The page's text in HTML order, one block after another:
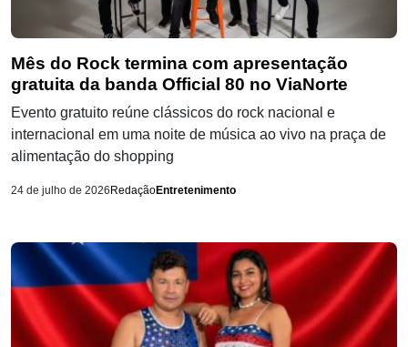
Mês do Rock termina com apresentação
gratuita da banda Official 80 no ViaNorte
Evento gratuito reúne clássicos do rock nacional e
internacional em uma noite de música ao vivo na praça de
alimentação do shopping
24 de julho de 2026 RedaçãoEntretenimento